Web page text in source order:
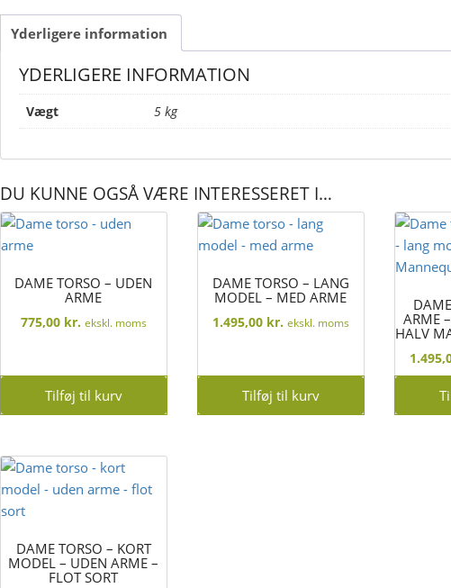
Yderligere information
YDERLIGERE INFORMATION
Vægt 5 kg
DU KUNNE OGSÅ VÆRE INTERESSERET I…
DAME TORSO – UDEN
ARME
775,00 kr. ekskl. moms
Tilføj til kurv
DAME TORSO – LANG
MODEL – MED ARME
1.495,00 kr. ekskl. moms
Tilføj til kurv
ARME
HALV
DAME TORSO – KORT
MODEL – UDEN ARME –
FLOT SORT